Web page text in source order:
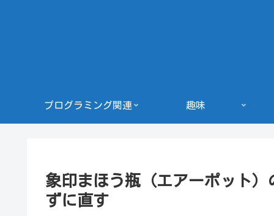
プログラミング関連 趣味
象印まほう瓶（エアーポット
ずに直す